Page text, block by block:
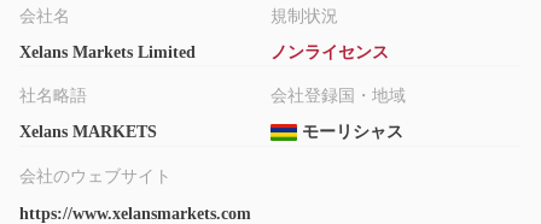
会社名
Xelans Markets Limited
社名略語
Xelans MARKETS
規制状況
ノンライセンス
会社登録国・地域
モーリシャス
会社のウェブサイト
https://www.xelansmarkets.com